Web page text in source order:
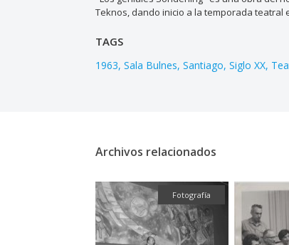
Teknos, dando inicio a la temporada teatral
TAGS
1963 Sala Bulnes Santiago Siglo XX
Archivos relacionados
Fotografía